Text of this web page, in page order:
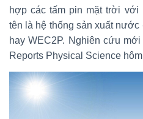
hợp các tấm pin mặt trời với
tên là hệ thống sản xuất nước
hay WEC2P. Nghiên cứu mới
Reports Physical Science